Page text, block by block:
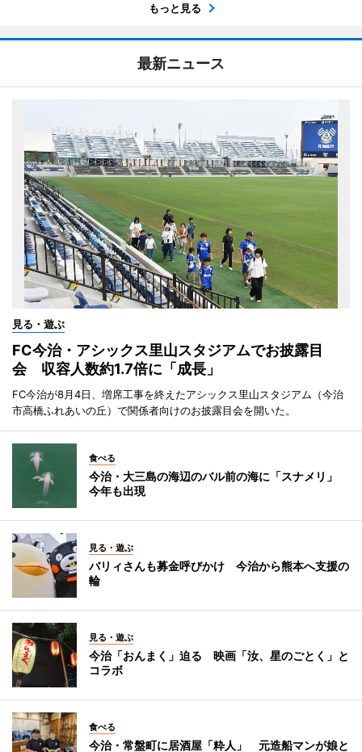
もっと見る
最新ニュース
見る・遊ぶ
FC今治・アシックス里山スタジアムでお披露目
会 収容人数約1.7倍に「成長」
FC今治が8月4日、増席工事を終えたアシックス里山スタジアム（今治
市高橋ふれあいの丘）で関係者向けのお披露目会を開いた。
食べる
今治・大三島の海辺のバル前の海に「スナメリ」
今年も出現
見る・遊ぶ
バリィさんも募金呼びかけ 今治から熊本へ支援の
輪
見る・遊ぶ
今治「おんまく」迫る 映画「汝、星のごとく」と
コラボ
食べる
今治・常盤町に居酒屋「粋人」 元造船マンが娘と